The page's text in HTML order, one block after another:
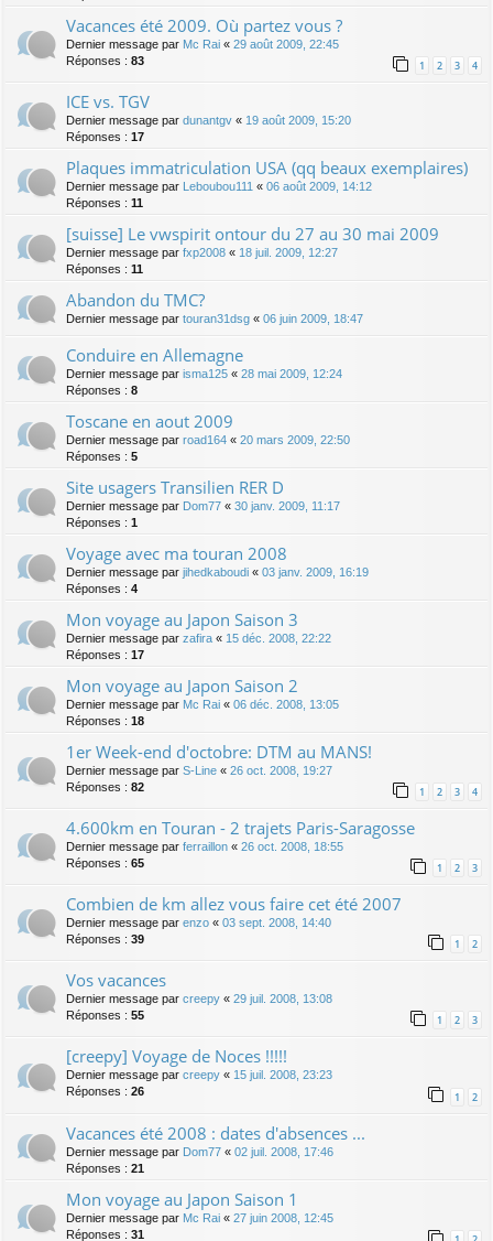
Vacances été 2009. Où partez vous ?
Dernier message par Mc Rai « 29 août 2009, 22:45
Réponses : 83 1 2 3 4
ICE vs. TGV
Dernier message par dunantgv « 19 août 2009, 15:20
Réponses : 17
Plaques immatriculation USA (qq beaux exemplaires)
Dernier message par Leboubou111 « 06 août 2009, 14:12
Réponses : 11
[suisse] Le vwspirit ontour du 27 au 30 mai 2009
Dernier message par fxp2008 « 18 juil. 2009, 12:27
Réponses : 11
Abandon du TMC?
Dernier message par touran31dsg « 06 juin 2009, 18:47
Conduire en Allemagne
Dernier message par isma125 « 28 mai 2009, 12:24
Réponses : 8
Toscane en aout 2009
Dernier message par road164 « 20 mars 2009, 22:50
Réponses : 5
Site usagers Transilien RER D
Dernier message par Dom77 « 30 janv. 2009, 11:17
Réponses : 1
Voyage avec ma touran 2008
Dernier message par jihedkaboudi « 03 janv. 2009, 16:19
Réponses : 4
Mon voyage au Japon Saison 3
Dernier message par zafira « 15 déc. 2008, 22:22
Réponses : 17
Mon voyage au Japon Saison 2
Dernier message par Mc Rai « 06 déc. 2008, 13:05
Réponses : 18
1er Week-end d'octobre: DTM au MANS!
Dernier message par S-Line « 26 oct. 2008, 19:27
Réponses : 82 1 2 3 4
4.600km en Touran - 2 trajets Paris-Saragosse
Dernier message par ferraillon « 26 oct. 2008, 18:55
Réponses : 65 1 2 3
Combien de km allez vous faire cet été 2007
Dernier message par enzo « 03 sept. 2008, 14:40
Réponses : 39 1 2
Vos vacances
Dernier message par creepy « 29 juil. 2008, 13:08
Réponses : 55 1 2 3
[creepy] Voyage de Noces !!!!!
Dernier message par creepy « 15 juil. 2008, 23:23
Réponses : 26 1 2
Vacances été 2008 : dates d'absences ...
Dernier message par Dom77 « 02 juil. 2008, 17:46
Réponses : 21
Mon voyage au Japon Saison 1
Dernier message par Mc Rai « 27 juin 2008, 12:45
Réponses : 31